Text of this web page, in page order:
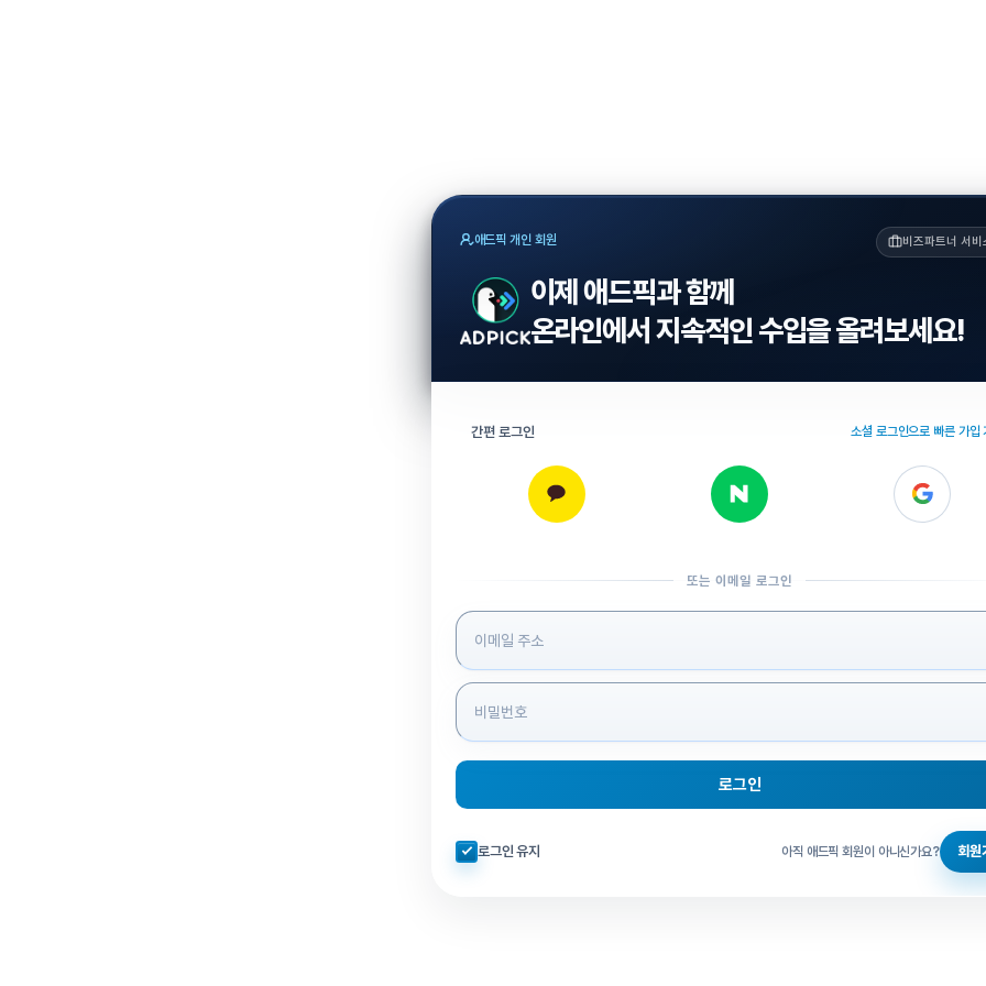
애드픽 개인 회원 비즈파트너 서비
이제 애드픽과 함께
온라인에서 지속적인 수입을 올려보세요!
간편 로그인 소셜 로그인으로 빠른 가입
또는 이메일 로그인
로그인 정보 입력
로그인
자동로그인 체크
로그인 유지 아직 애드픽 회원이 아니신가요? 회원